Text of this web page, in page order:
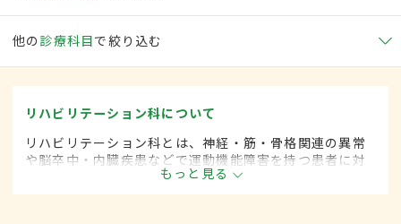
他の 診療科目で絞り込む
リハビリテーション科について
リハビリテーション科とは、神経・筋・骨格関連の異常
や脳卒中・内臓疾患などで運動機能障害を持つ患者に対
して、失われた機能の回復や残存能力の維持を目的とし
て、診断・治療します。
もっと見る